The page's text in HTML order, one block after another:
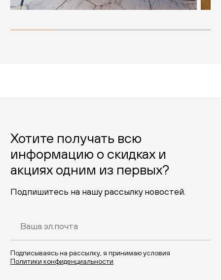
Хотите получать всю
информацию о скидках и
акциях одним из первых?
Подпишитесь на нашу рассылку новостей.
Подписываясь на рассылку, я принимаю условия
Политики конфиденциальности